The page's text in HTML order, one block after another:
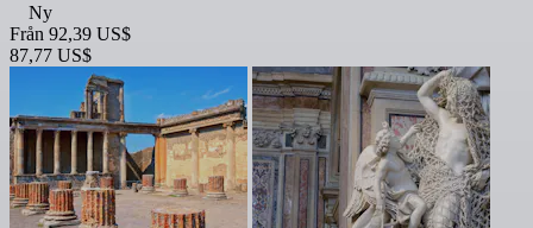
Ny
Från 92,39 US$
87,77 US$